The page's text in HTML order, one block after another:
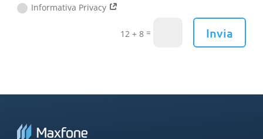
Informativa Privacy
12 + 8= Invia